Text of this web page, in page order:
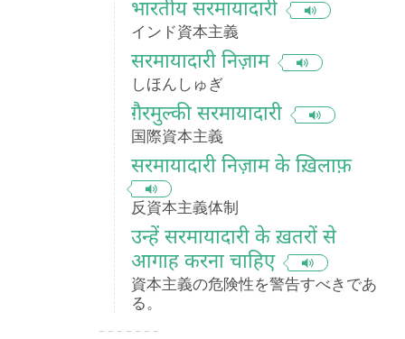
भारतीय सरमायादारी
インド資本主義
सरमायादारी निज़ाम
しほんしゅぎ
ग़ैरमुल्की सरमायादारी
国際資本主義
सरमायादारी निज़ाम के ख़िलाफ़
反資本主義体制
उन्हें सरमायादारी के ख़तरों से
आगाह करना चाहिए
資本主義の危険性を警告すべきであ
る。